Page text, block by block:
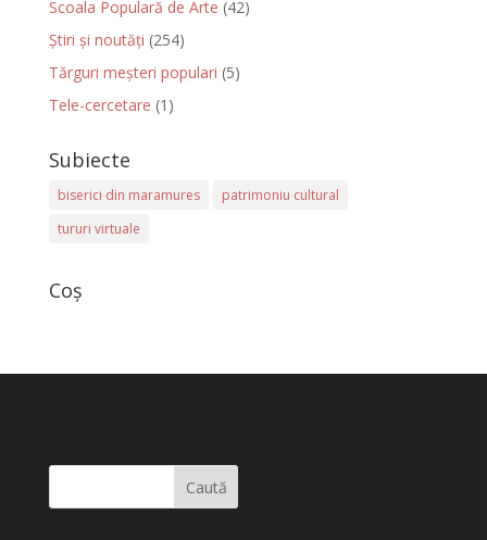
Scoala Populară de Arte (42)
Știri și noutăți (254)
Tărguri meșteri populari (5)
Tele-cercetare (1)
Subiecte
biserici din maramures
patrimoniu cultural
tururi virtuale
Coș